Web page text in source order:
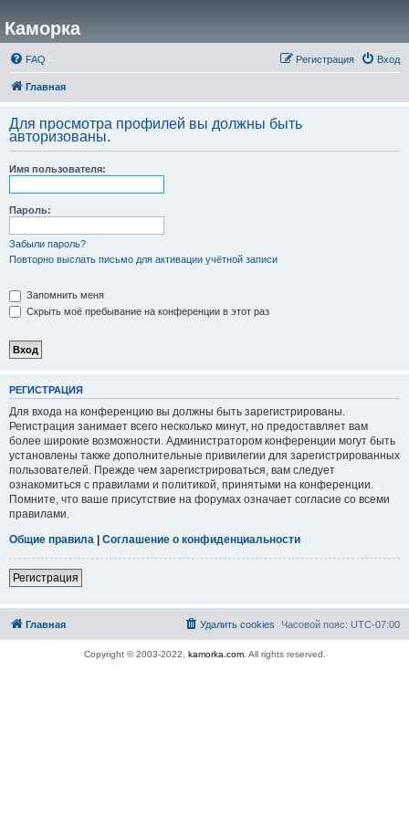
Каморка
FAQ Вход
Регистрация
Главная
Для просмотра профилей вы должны быть
авторизованы.
Имя пользователя:
Пароль:
Забыли пароль?
Повторно выслать письмо для активации учётной записи
Запомнить меня
Скрыть моё пребывание на конференции в этот раз
РЕГИСТРАЦИЯ
Для входа на конференцию вы должны быть зарегистрированы.
Регистрация занимает всего несколько минут, но предоставляет вам
более широкие возможности. Администратором конференции могут быть
установлены также дополнительные привилегии для зарегистрированных
пользователей. Прежде чем зарегистрироваться, вам следует
ознакомиться с правилами и политикой, принятыми на конференции.
Помните, что ваше присутствие на форумах означает согласие со всеми
правилами.
Общие правила | Соглашение о конфиденциальности
Регистрация
Главная Часовой пояс: UTC-07:00
Удалить cookies
Copyright © 2003-2022, kamorka.com. All rights reserved.